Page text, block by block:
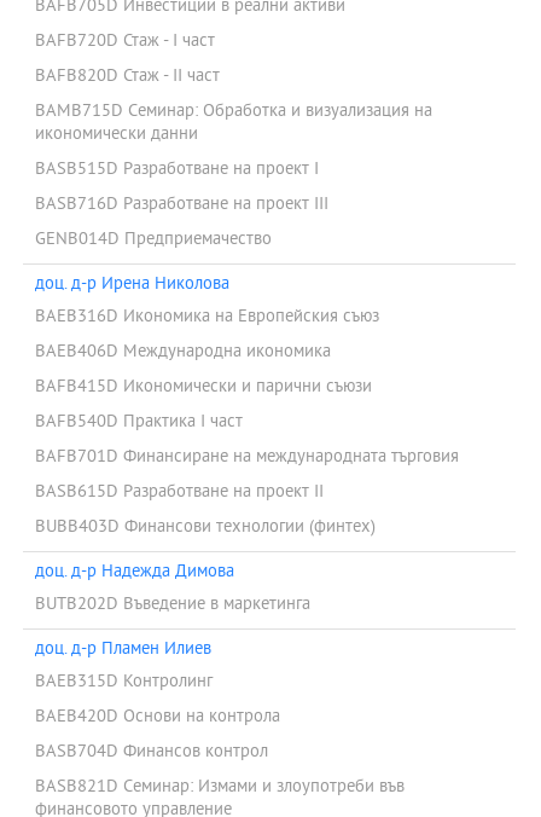
BAFB705D Инвестиции в реални активи
BAFB720D Стаж - I част
BAFB820D Стаж - II част
BAMB715D Семинар: Обработка и визуализация на
икономически данни
BASB515D Разработване на проект I
BASB716D Разработване на проект III
GENB014D Предприемачество
доц. д-р Ирена Николова
BAEB316D Икономика на Европейския съюз
BAEB406D Международна икономика
BAFB415D Икономически и парични съюзи
BAFB540D Практика I част
BAFB701D Финансиране на международната търговия
BASB615D Разработване на проект II
BUBB403D Финансови технологии (финтех)
доц. д-р Надежда Димова
BUTB202D Въведение в маркетинга
доц. д-р Пламен Илиев
BAEB315D Контролинг
BAEB420D Основи на контрола
BASB704D Финансов контрол
BASB821D Семинар: Измами и злоупотреби във
финансовото управление